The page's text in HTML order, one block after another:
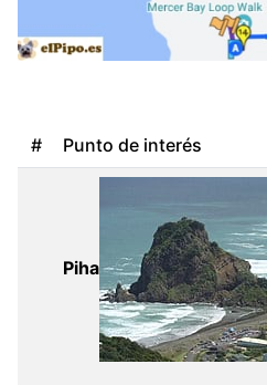
# Punto de interés
Piha